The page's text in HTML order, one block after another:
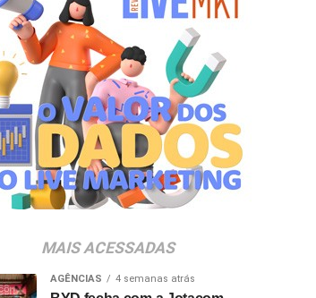
MAIS ACESSADAS
AGÊNCIAS 4 semanas atrás